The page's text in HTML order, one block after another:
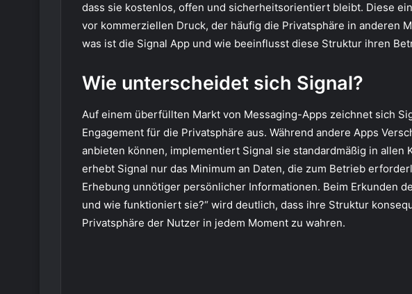
dass sie kostenlos, offen und sicherheitsorientiert bleibt. Diese
vor kommerziellen Druck, der häufig die Privatsphäre in anderen
was ist die Signal App und wie beeinflusst diese Struktur ihren
Wie unterscheidet sich Signal?
Auf einem überfüllten Markt von Messaging-Apps zeichnet sich
Engagement für die Privatsphäre aus. Während andere Apps
anbieten können, implementiert Signal sie standardmäßig in allen
erhebt Signal nur das Minimum an Daten, die zum Betrieb
Erhebung unnötiger persönlicher Informationen. Beim Erkunden
und wie funktioniert sie?“ wird deutlich, dass ihre Struktur
Privatsphäre der Nutzer in jedem Moment zu wahren.